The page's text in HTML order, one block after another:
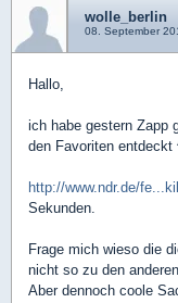
wolle_berlin
08. September
Hallo,
ich habe gestern Zapp
den Favoriten entdeckt
http://www.ndr.de/
Sekunden.
Frage mich wieso die
nicht so zu den
Aber dennoch coole